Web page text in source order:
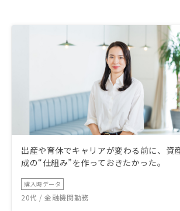
出産や育休でキャリアが変わる前に、資
成の“仕組み”を作っておきたかった。
購入時データ
20代 / 金融機関勤務